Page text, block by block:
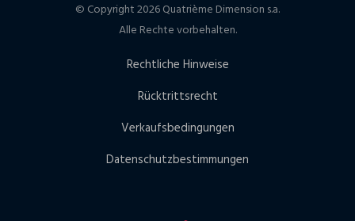
© Copyright 2026 Quatrième Dimension s.a.
Alle Rechte vorbehalten.
Rechtliche Hinweise
Rücktrittsrecht
Verkaufsbedingungen
Datenschutzbestimmungen